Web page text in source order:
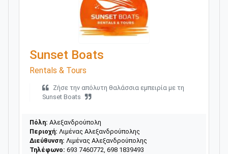
Sunset Boats
Rentals & Tours
Ζήσε την απόλυτη θαλάσσια εμπειρία με τη
Sunset Boats
Πόλη: Αλεξανδρούπολη
Περιοχή: Λιμένας Αλεξανδρούπολης
Διεύθυνση: Λιμένας Αλεξανδρούπολης
Τηλέφωνο: 693 7460772, 698 1839493